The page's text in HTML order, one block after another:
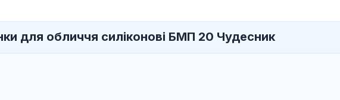
для обличчя силіконові БМП 20 Чудесник